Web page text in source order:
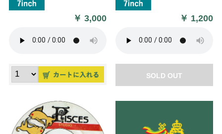
￥3,000 ￥ 1,200
SOLD OUT